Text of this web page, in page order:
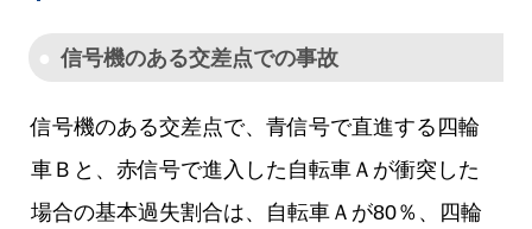
信号機のある交差点での事故
信号機のある交差点で、青信号で直進する四輪
車Ｂと、赤信号で進入した自転車Ａが衝突した
場合の基本過失割合は、自転車Ａが80％、四輪